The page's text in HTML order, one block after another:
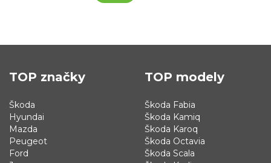
TOP značky
Škoda
Hyundai
Mazda
Peugeot
Ford
TOP modely
Škoda Fabia
Škoda Kamiq
Škoda Karoq
Škoda Octavia
Škoda Scala